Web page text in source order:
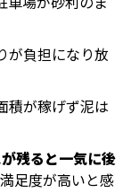
が負担になり放
積が稼げず泥は
残ると一気に後
足度が高いと感